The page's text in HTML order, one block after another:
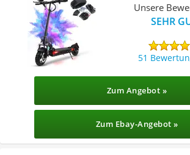
Unsere
SEHR
51
Zum Angebot »
Zum Ebay-Angebot »